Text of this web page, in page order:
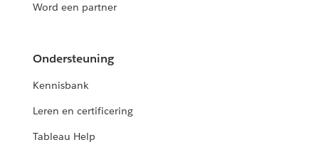
Word een partner
Ondersteuning
Kennisbank
Leren en certificering
Tableau Help